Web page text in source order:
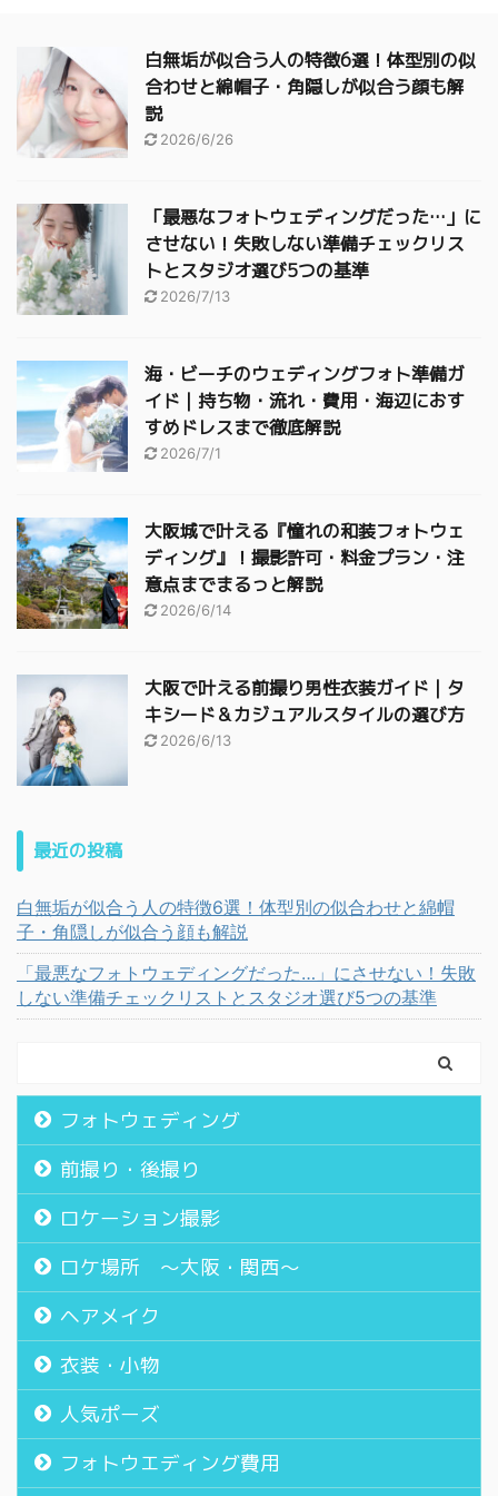
白無垢が似合う人の特徴6選！体型別の似
合わせと綿帽子・角隠しが似合う顔も解
説
2026/6/26
「最悪なフォトウェディングだった…」に
させない！失敗しない準備チェックリス
トとスタジオ選び5つの基準
2026/7/13
海・ビーチのウェディングフォト準備ガ
イド｜持ち物・流れ・費用・海辺におす
すめドレスまで徹底解説
2026/7/1
大阪城で叶える『憧れの和装フォトウェ
ディング』！撮影許可・料金プラン・注
意点までまるっと解説
2026/6/14
大阪で叶える前撮り男性衣装ガイド｜タ
キシード＆カジュアルスタイルの選び方
2026/6/13
最近の投稿
白無垢が似合う人の特徴6選！体型別の似合わせと綿帽
子・角隠しが似合う顔も解説
「最悪なフォトウェディングだった…」にさせない！失敗
しない準備チェックリストとスタジオ選び5つの基準
フォトウェディング
前撮り・後撮り
ロケーション撮影
ロケ場所 〜大阪・関西〜
ヘアメイク
衣装・小物
人気ポーズ
フォトウエディング費用